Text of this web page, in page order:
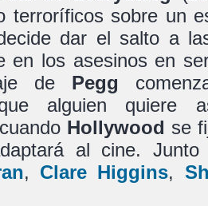
terroríficos sobre un
dar el salto a
en los asesinos en
de Pegg
alguien quiere
Hollywood se
al cine.
, Clare Higgins,